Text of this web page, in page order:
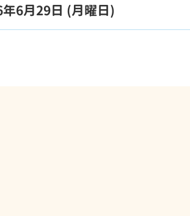
6月29日 (月曜日)